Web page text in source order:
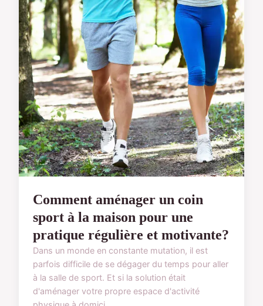
Comment aménager un coin
sport à la maison pour une
pratique régulière et motivante?
Dans un monde en constante mutation, il est
parfois difficile de se dégager du temps pour aller
à la salle de sport. Et si la solution était
d'aménager votre propre espace d'activité